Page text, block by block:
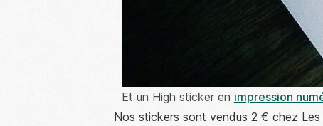
Et un High sticker en impression
Nos stickers sont vendus 2 € chez